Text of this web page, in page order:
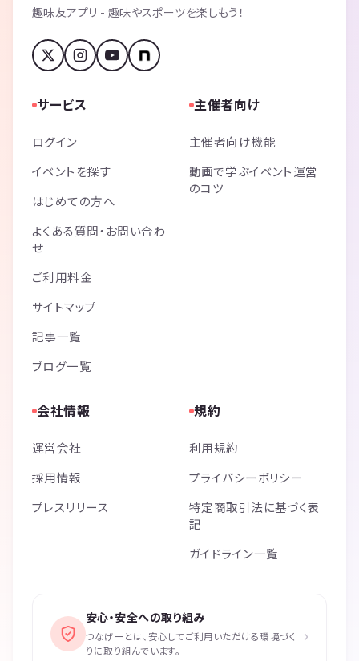
趣味友アプリ - 趣味やスポーツを楽しもう！
サービス
ログイン
イベントを探す
はじめての方へ
よくある質問・お問い合わ
せ
ご利用料金
サイトマップ
記事一覧
ブログ一覧
主催者向け
主催者向け機能
動画で学ぶイベント運営
のコツ
会社情報
運営会社
採用情報
プレスリリース
規約
利用規約
プライバシーポリシー
特定商取引法に基づく表
記
ガイドライン一覧
安心・安全への取り組み
つなげーとは、安心してご利用いただける環境づく
りに取り組んでいます。
›